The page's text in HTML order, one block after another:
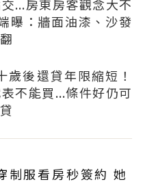
...房東房客觀念大不
曝：牆面油漆、沙發
歲後還貸年限縮短！
不能買...條件好仍可
制服看房秒簽約 她